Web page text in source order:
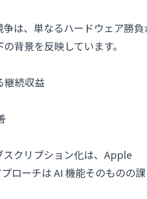
は、単なるハードウェア勝負
背景を反映しています。
継続収益
クリプション化は、Apple
ローチは AI 機能そのものの課